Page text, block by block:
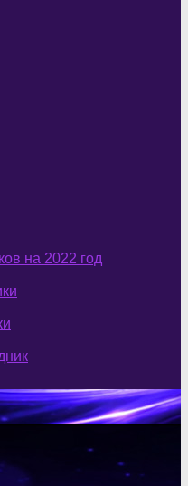
на 2022 год